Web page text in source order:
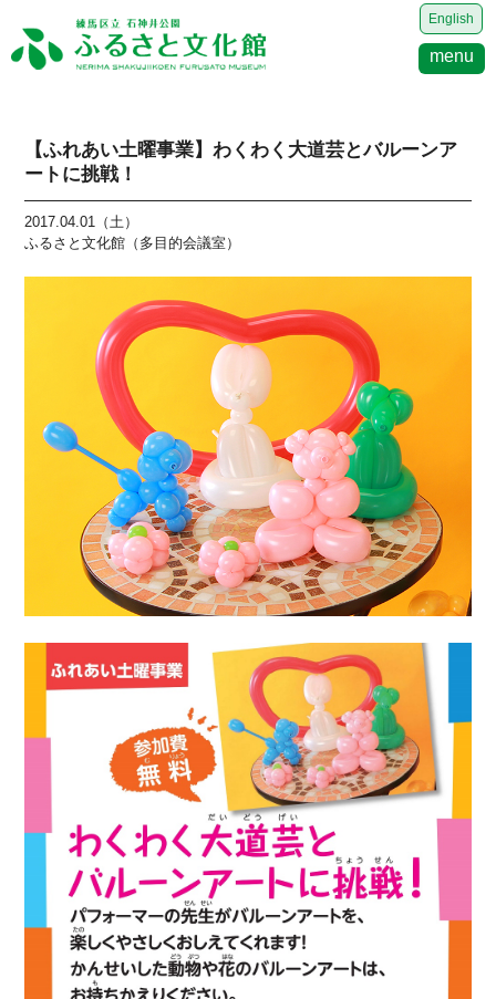
English
menu
【ふれあい土曜事業】わくわく大道芸とバルーンア
ートに挑戦！
2017.04.01（土）
ふるさと文化館（多目的会議室）